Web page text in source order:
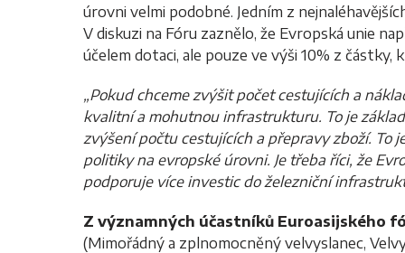
úrovni velmi podobné. Jedním z
V diskuzi na Fóru zaznělo, že Evropská unie
účelem dotaci, ale pouze ve výši 10% z
„Pokud chceme zvýšit počet cestujících a
kvalitní a mohutnou infrastrukturu. To je
zvýšení počtu cestujících a přepravy zboží. To
politiky na evropské úrovni. Je třeba říci, že
podporuje více investic do železniční
Z významných účastníků Euroasijského
(Mimořádný a zplnomocněný velvyslanec,